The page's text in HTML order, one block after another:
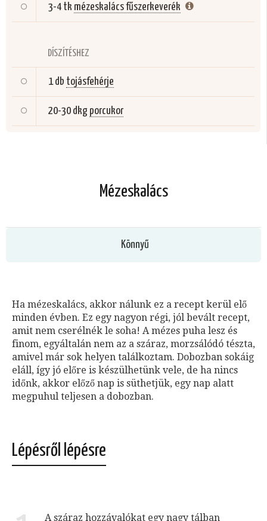
3-4 tk mézeskalács fűszerkeverék
DÍSZÍTÉSHEZ
1 db tojásfehérje
20-30 dkg porcukor
Mézeskalács
Könnyű
Ha mézeskalács, akkor nálunk ez a recept kerül elő
minden évben. Ez egy nagyon régi, jól bevált recept,
amit nem cserélnék le soha! A mézes puha lesz és
finom, egyáltalán nem az a száraz, morzsálódó tészta,
amivel már sok helyen találkoztam. Dobozban sokáig
eláll, így jó előre is készülhetünk vele, de ha nincs
időnk, akkor előző nap is süthetjük, egy nap alatt
megpuhul teljesen a dobozban.
Lépésről lépésre
A száraz hozzávalókat egy nagy tálban